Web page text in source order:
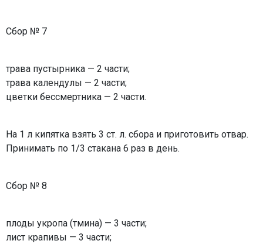
Сбор № 7
трава пустырника — 2 части;
трава календулы — 2 части;
цветки бессмертника — 2 части.
На 1 л кипятка взять 3 ст. л. сбора и приготовить отвар.
Принимать по 1/3 стакана 6 раз в день.
Сбор № 8
плоды укропа (тмина) — 3 части;
лист крапивы — 3 части;